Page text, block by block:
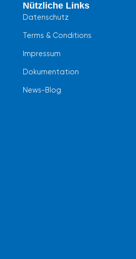
Nützliche Links
Datenschutz
Terms & Conditions
Impressum
Dokumentation
News-Blog